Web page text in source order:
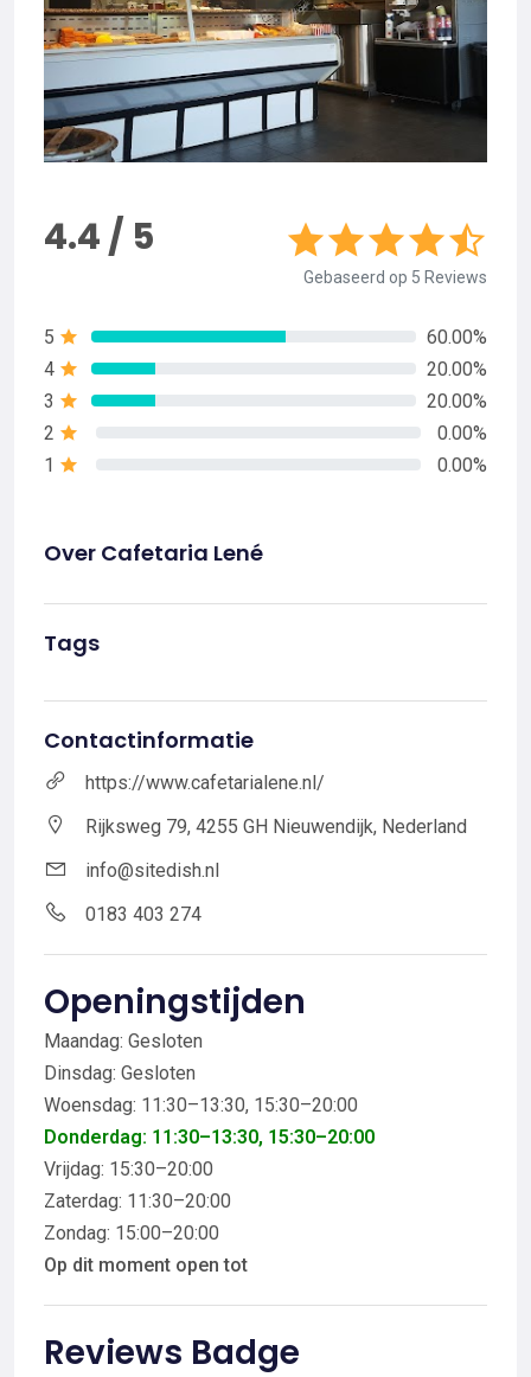
4.4 / 5
Gebaseerd op 5 Reviews
5
60.00%
4
20.00%
3
20.00%
2
0.00%
1
0.00%
Over Cafetaria Lené
Tags
Contactinformatie
https://www.cafetarialene.nl/
Rijksweg 79, 4255 GH Nieuwendijk, Nederland
info@sitedish.nl
0183 403 274
Openingstijden
Maandag: Gesloten
Dinsdag: Gesloten
Woensdag: 11:30–13:30, 15:30–20:00
Donderdag: 11:30–13:30, 15:30–20:00
Vrijdag: 15:30–20:00
Zaterdag: 11:30–20:00
Zondag: 15:00–20:00
Op dit moment open tot
Reviews Badge